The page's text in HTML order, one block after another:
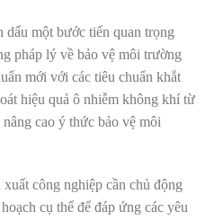
một bước tiến quan trọng
pháp lý về bảo vệ môi trường
mới với các tiêu chuẩn khắt
hiệu quả ô nhiễm không khí từ
cao ý thức bảo vệ môi
công nghiệp cần chủ động
cụ thể để đáp ứng các yêu